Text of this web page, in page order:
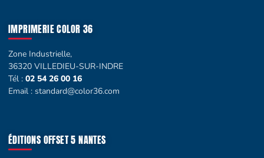
IMPRIMERIE COLOR 36
Zone Industrielle,
36320 VILLEDIEU-SUR-INDRE
Tél : 02 54 26 00 16
Email : standard@color36.com
ÉDITIONS OFFSET 5 NANTES